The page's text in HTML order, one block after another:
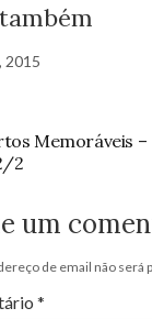
2015
Memoráveis –
2
um
de email não será
*